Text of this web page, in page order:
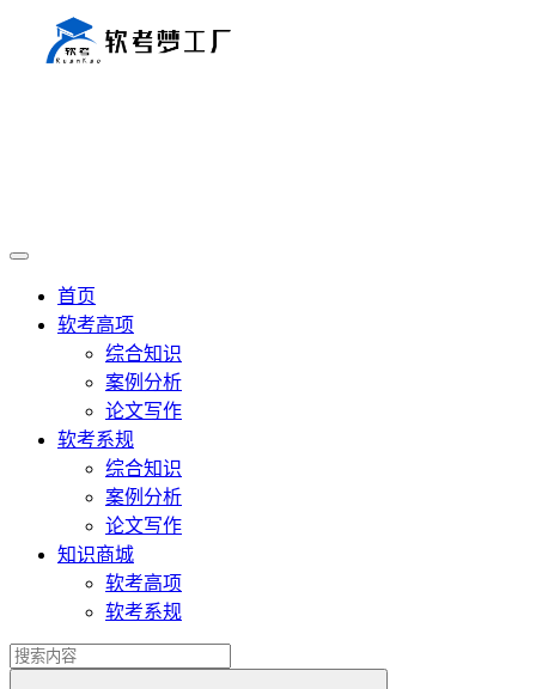
首页
软考高项
综合知识
案例分析
论文写作
软考系规
综合知识
案例分析
论文写作
知识商城
软考高项
软考系规